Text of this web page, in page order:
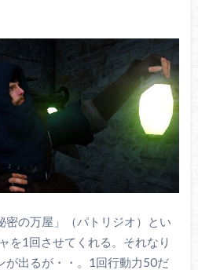
密の万屋」（パトリジオ）とい
を1回させてくれる。それなり
が出るが・・。1回行動力50だ